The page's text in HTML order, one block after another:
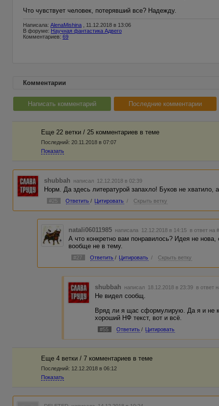
Что чувствует человек, потерявший все? Надежду.
Написала: AlenaMishina , 11.12.2018 в 13:06
В форуме: Научная фантастика Адвего
Комментариев: 69
Комментарии
Написать комментарий Последние комментарии
Еще 22 ветки / 25 комментариев в темe
Последний: 20.11.2018 в 07:07
Показать
shubbah написал 12.12.2018 в 02:39
Норм. Да здесь литературой запахло! Буков не хватило,
#25 Ответить / Цитировать / Скрыть ветку
natali06011985 написала 12.12.2018 в 14:15 в ответ на
А что конкретно вам понравилось? Идея не
вообще не в тему.
#27 Ответить / Цитировать / Скрыть ветку
shubbah написал 18.12.2018 в 23:39 в ответ
Не видел сообщ.
Вряд ли я щас сформулирую. Да я и не
хороший НФ текст, вот и всё.
#55 Ответить / Цитировать
Еще 4 ветки / 7 комментариев в темe
Последний: 12.12.2018 в 06:12
Показать